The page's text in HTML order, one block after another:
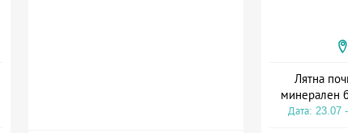
Лятна
минерален
Дата: 23.07